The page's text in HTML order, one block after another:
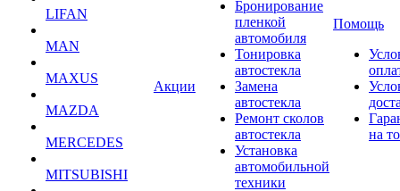
LIFAN
MAN
MAXUS
MAZDA
MERCEDES
MITSUBISHI
Акции
Бронирование
пленкой
автомобиля
Тонировка
автостекла
Замена
автостекла
Ремонт сколов
автостекла
Установка
автомобильной
техники
Помощь
на